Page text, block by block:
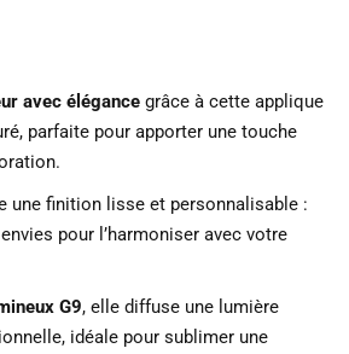
avec élégance grâce à cette applique
parfaite pour apporter une touche
une finition lisse et personnalisable :
pour l’harmoniser avec votre
G9, elle diffuse une lumière
idéale pour sublimer une